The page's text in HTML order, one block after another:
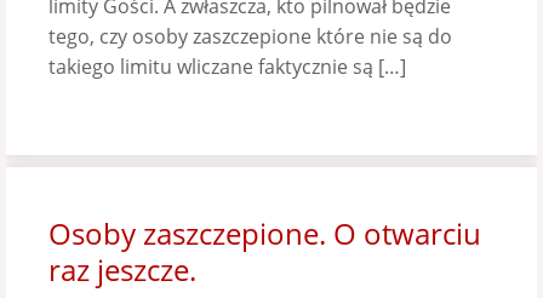
limity Gości. A zwłaszcza, kto pilnował będzie
tego, czy osoby zaszczepione które nie są do
takiego limitu wliczane faktycznie są […]
Osoby zaszczepione. O otwarciu
raz jeszcze.